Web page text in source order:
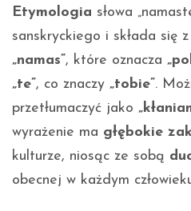
Etymologia słowa
sanskryckiego i składa się
„namas”, które oznacza
„te”, co znaczy „tobie”.
przetłumaczyć jako
wyrażenie ma głębokie
kulturze, niosąc ze sobą
obecnej w każdym